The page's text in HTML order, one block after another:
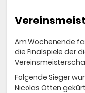
Am Wochenende
die Finalspiele der
Folgende Sieger
Nicolas Otten